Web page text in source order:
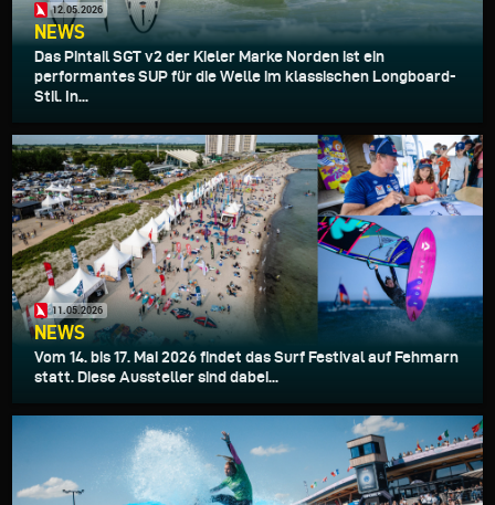
12.05.2026
NEWS
Das Pintail SGT v2 der Kieler Marke Norden ist ein
performantes SUP für die Welle im klassischen Longboard-
Stil. In...
11.05.2026
NEWS
Vom 14. bis 17. Mai 2026 findet das Surf Festival auf Fehmarn
statt. Diese Aussteller sind dabei...